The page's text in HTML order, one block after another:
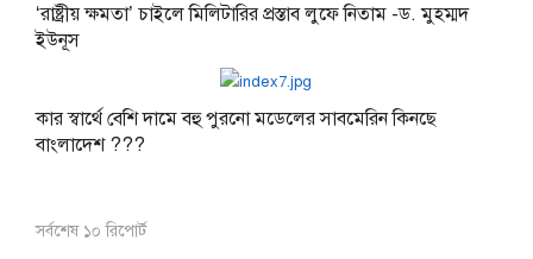
‘রাষ্ট্রীয় ক্ষমতা’ চাইলে মিলিটারির প্রস্তাব লুফে নিতাম -ড. মুহম্মদ
ইউনূস
কার স্বার্থে বেশি দামে বহু পুরনো মডেলের সাবমেরিন কিনছে
বাংলাদেশ ???
সর্বশেষ ১০ রিপোর্ট